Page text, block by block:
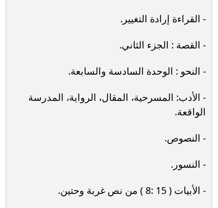
- القراءة إرادة التغيير.
- القصة : الجزء الثاني.
- النحو : الوحدة السادسة والسابعة.
- الأدب: المسرحية، المقال، الرواية، المدرسة
الواقعة.
- النصوص.
- النسور.
- الأبيات ( 15 :8 ) من نص غربة وحتين.